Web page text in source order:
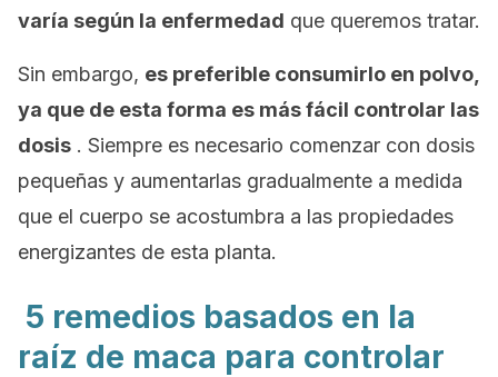
varía según la enfermedad que queremos tratar.
Sin embargo, es preferible consumirlo en polvo,
ya que de esta forma es más fácil controlar las
dosis . Siempre es necesario comenzar con dosis
pequeñas y aumentarlas gradualmente a medida
que el cuerpo se acostumbra a las propiedades
energizantes de esta planta.
5 remedios basados ​​en la
raíz de maca para controlar